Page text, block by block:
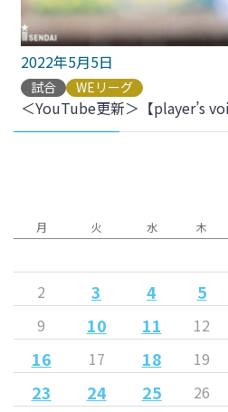
2022年5月5日
試合 WEリーグ
月 火 水 木
2 3 4 5
9 10 11 12
16
17 18 19
23 24 25 26